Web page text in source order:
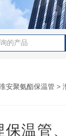
安聚氨酯保温管 > 淮
温管